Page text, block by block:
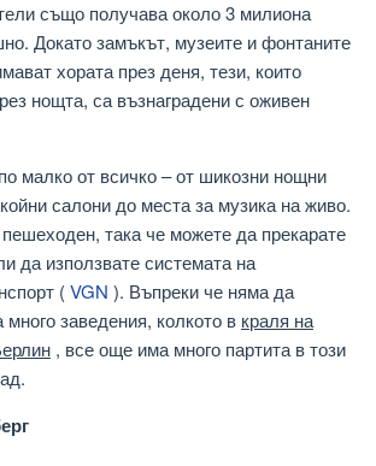
също получава около 3 милиона
Докато замъкът, музеите и фонтаните
хората през деня, тези, които
нощта, са възнаградени с оживен
малко от всичко – от шикозни нощни
салони до места за музика на живо.
така че можете да прекарате
да използвате системата на
(VGN ). Въпреки че няма да
много заведения, колкото в краля на
, все още има много партита в този